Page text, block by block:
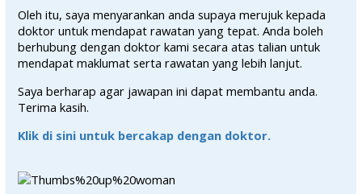
Oleh itu, saya menyarankan anda supaya merujuk kepada
doktor untuk mendapat rawatan yang tepat. Anda boleh
berhubung dengan doktor kami secara atas talian untuk
mendapat maklumat serta rawatan yang lebih lanjut.
Saya berharap agar jawapan ini dapat membantu anda.
Terima kasih.
Klik di sini untuk bercakap dengan doktor.